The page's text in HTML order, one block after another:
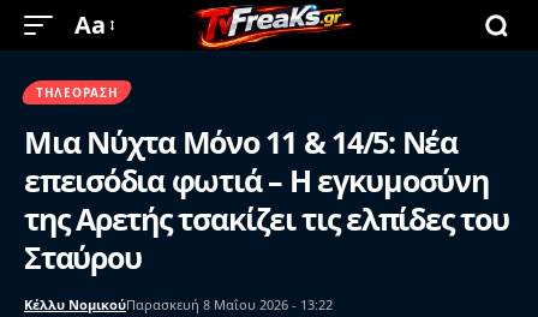
Aa
ΤΗΛΕΌΡΑΣΗ
Μια Νύχτα Μόνο 11 & 14/5: Νέα
επεισόδια φωτιά – Η εγκυμοσύνη
της Αρετής τσακίζει τις ελπίδες του
Σταύρου
Κέλλυ ΝομικούΠαρασκευή 8 Μαΐου 2026 - 13:22